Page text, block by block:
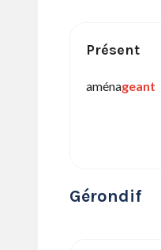
Présent
aménageant
Gérondif